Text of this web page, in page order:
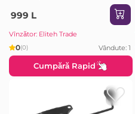
999 L
Vînzător: Eliteh Trade
0(0) Vândute: 1
Cumpără Rapid